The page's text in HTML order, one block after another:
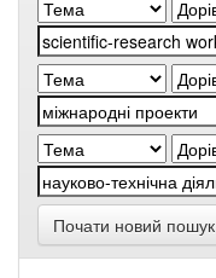
Почати новий пошук